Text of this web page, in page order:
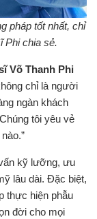
pháp tốt nhất, chỉ
Phi chia sẻ.
Võ Thanh Phi
chỉ là người
ngàn khách
tôi yêu vẻ
kỹ lưỡng, ưu
lâu dài. Đặc biệt,
thực hiện phẫu
đời cho mọi